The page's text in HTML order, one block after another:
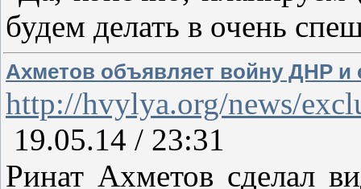
будем делать в очень
Ахметов объявляет войну ДНР и
http://hvylya.org/news/
19.05.14 / 23:31
Ринат Ахметов сделал